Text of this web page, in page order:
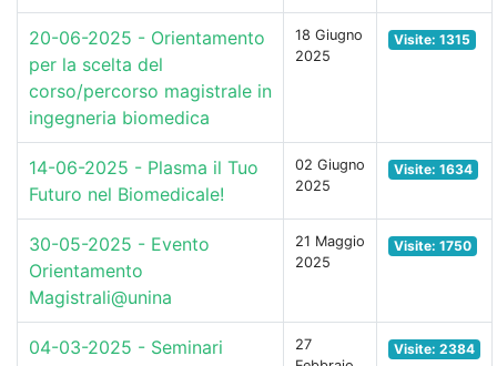
20-06-2025 - Orientamento
per la scelta del
corso/percorso magistrale in
ingegneria biomedica
18 Giugno
2025
Visite: 1315
14-06-2025 - Plasma il Tuo
Futuro nel Biomedicale!
02 Giugno
2025
Visite: 1634
30-05-2025 - Evento
Orientamento
Magistrali@unina
21 Maggio
2025
Visite: 1750
04-03-2025 - Seminari
27
Visite: 2384